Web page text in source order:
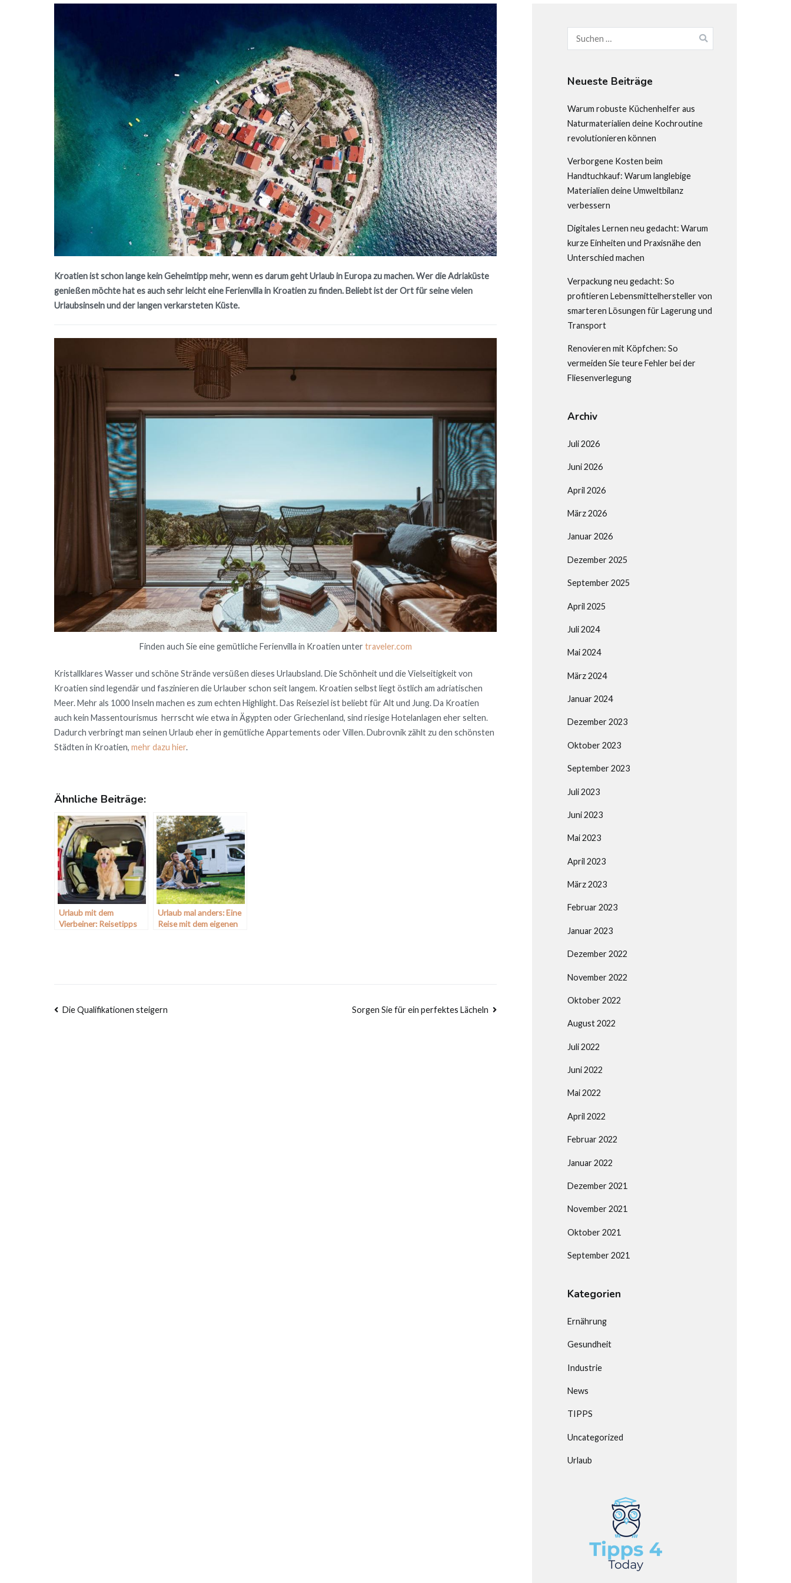
Kroatien ist schon lange kein Geheimtipp mehr, wenn es darum geht Urlaub in Europa zu machen. Wer die Adriaküste
genießen möchte hat es auch sehr leicht eine Ferienvilla in Kroatien zu finden. Beliebt ist der Ort für seine vielen
Urlaubsinseln und der langen verkarsteten Küste.
Finden auch Sie eine gemütliche Ferienvilla in Kroatien unter traveler.com
Kristallklares Wasser und schöne Strände versüßen dieses Urlaubsland. Die Schönheit und die Vielseitigkeit von
Kroatien sind legendär und faszinieren die Urlauber schon seit langem. Kroatien selbst liegt östlich am adriatischen
Meer. Mehr als 1000 Inseln machen es zum echten Highlight. Das Reiseziel ist beliebt für Alt und Jung. Da Kroatien
auch kein Massentourismus herrscht wie etwa in Ägypten oder Griechenland, sind riesige Hotelanlagen eher selten.
Dadurch verbringt man seinen Urlaub eher in gemütliche Appartements oder Villen. Dubrovnik zählt zu den schönsten
Städten in Kroatien, mehr dazu hier.
Ähnliche Beiträge:
Urlaub mit dem
Vierbeiner: Reisetipps
Urlaub mal anders: Eine
Reise mit dem eigenen
Beitragsnavigation
Die Qualifikationen steigern Sorgen Sie für ein perfektes Lächeln
Suchen
nach:
Neueste Beiträge
Warum robuste Küchenhelfer aus
Naturmaterialien deine Kochroutine
revolutionieren können
Verborgene Kosten beim
Handtuchkauf: Warum langlebige
Materialien deine Umweltbilanz
verbessern
Digitales Lernen neu gedacht: Warum
kurze Einheiten und Praxisnähe den
Unterschied machen
Verpackung neu gedacht: So
profitieren Lebensmittelhersteller von
smarteren Lösungen für Lagerung und
Transport
Renovieren mit Köpfchen: So
vermeiden Sie teure Fehler bei der
Fliesenverlegung
Archiv
Juli 2026
Juni 2026
April 2026
März 2026
Januar 2026
Dezember 2025
September 2025
April 2025
Juli 2024
Mai 2024
März 2024
Januar 2024
Dezember 2023
Oktober 2023
September 2023
Juli 2023
Juni 2023
Mai 2023
April 2023
März 2023
Februar 2023
Januar 2023
Dezember 2022
November 2022
Oktober 2022
August 2022
Juli 2022
Juni 2022
Mai 2022
April 2022
Februar 2022
Januar 2022
Dezember 2021
November 2021
Oktober 2021
September 2021
Kategorien
Ernährung
Gesundheit
Industrie
News
TIPPS
Uncategorized
Urlaub